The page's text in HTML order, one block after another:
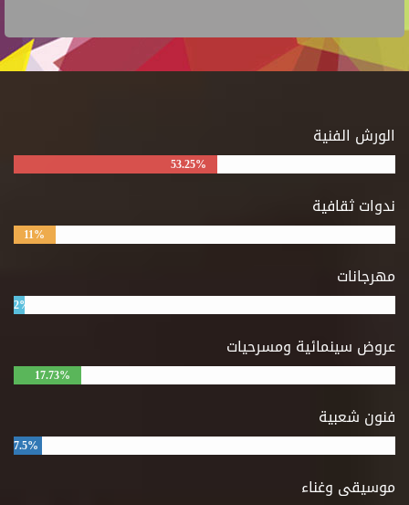
الورش الفنية
53.25%
ندوات ثقافية
11%
مهرجانات
2%
عروض سينمائية ومسرحيات
17.73%
فنون شعبية
7.5%
موسيقى وغناء